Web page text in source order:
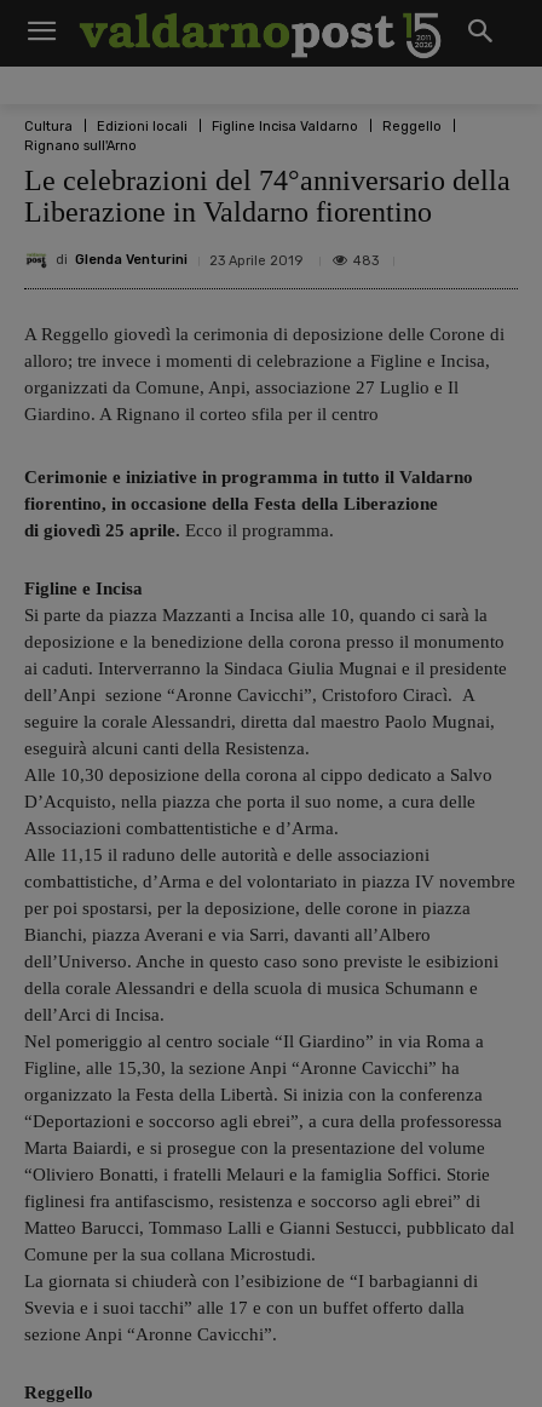
Cultura Edizioni locali Figline Incisa Valdarno
Reggello
Rignano sull'Arno
Le celebrazioni del 74°anniversario della
Liberazione in Valdarno fiorentino
di Glenda Venturini 23 Aprile 2019 483
A Reggello giovedì la cerimonia di deposizione delle Corone di
alloro; tre invece i momenti di celebrazione a Figline e Incisa,
organizzati da Comune, Anpi, associazione 27 Luglio e Il
Giardino. A Rignano il corteo sfila per il centro
Cerimonie e iniziative in programma in tutto il Valdarno
fiorentino, in occasione della Festa della Liberazione
di giovedì 25 aprile. Ecco il programma.
Figline e Incisa
Si parte da piazza Mazzanti a Incisa alle 10, quando ci sarà la
deposizione e la benedizione della corona presso il monumento
ai caduti. Interverranno la Sindaca Giulia Mugnai e il presidente
dell’Anpi sezione “Aronne Cavicchi”, Cristoforo Ciracì. A
seguire la corale Alessandri, diretta dal maestro Paolo Mugnai,
eseguirà alcuni canti della Resistenza.
Alle 10,30 deposizione della corona al cippo dedicato a Salvo
D’Acquisto, nella piazza che porta il suo nome, a cura delle
Associazioni combattentistiche e d’Arma.
Alle 11,15 il raduno delle autorità e delle associazioni
combattistiche, d’Arma e del volontariato in piazza IV novembre
per poi spostarsi, per la deposizione, delle corone in piazza
Bianchi, piazza Averani e via Sarri, davanti all’Albero
dell’Universo. Anche in questo caso sono previste le esibizioni
della corale Alessandri e della scuola di musica Schumann e
dell’Arci di Incisa.
Nel pomeriggio al centro sociale “Il Giardino” in via Roma a
Figline, alle 15,30, la sezione Anpi “Aronne Cavicchi” ha
organizzato la Festa della Libertà. Si inizia con la conferenza
“Deportazioni e soccorso agli ebrei”, a cura della professoressa
Marta Baiardi, e si prosegue con la presentazione del volume
“Oliviero Bonatti, i fratelli Melauri e la famiglia Soffici. Storie
figlinesi fra antifascismo, resistenza e soccorso agli ebrei” di
Matteo Barucci, Tommaso Lalli e Gianni Sestucci, pubblicato dal
Comune per la sua collana Microstudi.
La giornata si chiuderà con l’esibizione de “I barbagianni di
Svevia e i suoi tacchi” alle 17 e con un buffet offerto dalla
sezione Anpi “Aronne Cavicchi”.
Reggello